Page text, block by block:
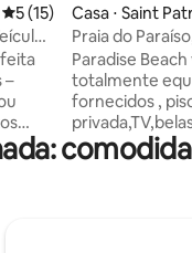
5 de uma avaliação
5 (15)
–
Fi de
Casa ⋅ Saint
Praia do
Paradise
totalmente
fornecidos ,
Granadinas.
de sauteurs